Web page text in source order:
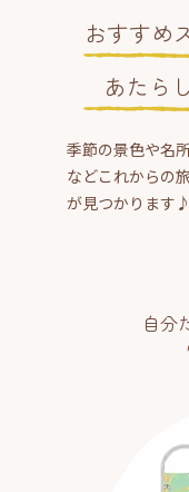
おすすめ
あたら
季節の景色や名
などこれからの
が見つかります♪
自分